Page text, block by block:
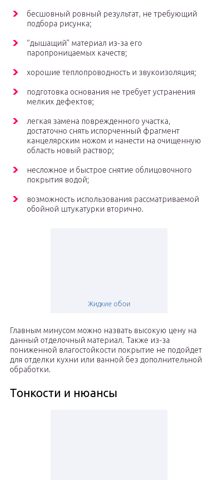
бесшовный ровный результат, не требующий
подбора рисунка;
“дышащий” материал из-за его
паропроницаемых качеств;
хорошие теплопроводность и звукоизоляция;
подготовка основания не требует устранения
мелких дефектов;
легкая замена поврежденного участка,
достаточно снять испорченный фрагмент
канцелярским ножом и нанести на очищенную
область новый раствор;
несложное и быстрое снятие облицовочного
покрытия водой;
возможность использования рассматриваемой
обойной штукатурки вторично.
Жидкие обои
Главным минусом можно назвать высокую цену на
данный отделочный материал. Также из-за
пониженной влагостойкости покрытие не подойдет
для отделки кухни или ванной без дополнительной
обработки.
Тонкости и нюансы